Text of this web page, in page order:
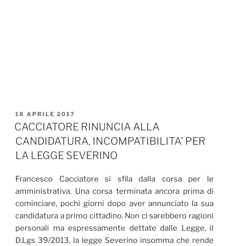
PUBBLICATO
IL
18 APRILE 2017
CACCIATORE RINUNCIA ALLA
CANDIDATURA, INCOMPATIBILITA’ PER
LA LEGGE SEVERINO
Francesco Cacciatore si sfila dalla corsa per le
amministrativa. Una corsa terminata ancora prima di
cominciare, pochi giorni dopo aver annunciato la sua
candidatura a primo cittadino. Non ci sarebbero ragioni
personali ma espressamente dettate dalle Legge, il
D.Lgs 39/2013, la legge Severino insomma che rende